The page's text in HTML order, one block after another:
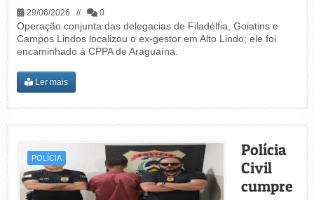
29/06/2026 // 0
Operação conjunta das delegacias de Filadélfia, Goiatins e
Campos Lindos localizou o ex-gestor em Alto Lindo; ele foi
encaminhado à CPPA de Araguaína.
Ler mais
POLÍCIA
Polícia
Civil
cumpre